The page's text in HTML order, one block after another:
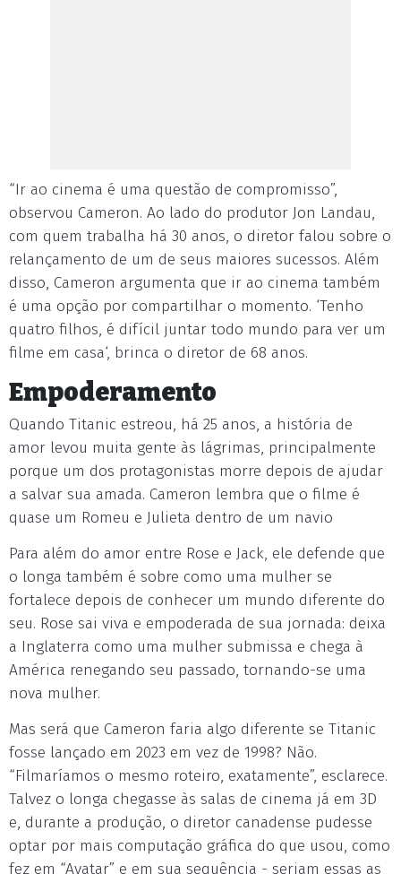
“Ir ao cinema é uma questão de compromisso”,
observou Cameron. Ao lado do produtor Jon Landau,
com quem trabalha há 30 anos, o diretor falou sobre o
relançamento de um de seus maiores sucessos. Além
disso, Cameron argumenta que ir ao cinema também
é uma opção por compartilhar o momento. ‘Tenho
quatro filhos, é difícil juntar todo mundo para ver um
filme em casa‘, brinca o diretor de 68 anos.
Empoderamento
Quando Titanic estreou, há 25 anos, a história de
amor levou muita gente às lágrimas, principalmente
porque um dos protagonistas morre depois de ajudar
a salvar sua amada. Cameron lembra que o filme é
quase um Romeu e Julieta dentro de um navio
Para além do amor entre Rose e Jack, ele defende que
o longa também é sobre como uma mulher se
fortalece depois de conhecer um mundo diferente do
seu. Rose sai viva e empoderada de sua jornada: deixa
a Inglaterra como uma mulher submissa e chega à
América renegando seu passado, tornando-se uma
nova mulher.
Mas será que Cameron faria algo diferente se Titanic
fosse lançado em 2023 em vez de 1998? Não.
“Filmaríamos o mesmo roteiro, exatamente”, esclarece.
Talvez o longa chegasse às salas de cinema já em 3D
e, durante a produção, o diretor canadense pudesse
optar por mais computação gráfica do que usou, como
fez em “Avatar” e em sua sequência - seriam essas as